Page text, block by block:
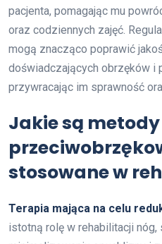
pacjenta, pomagając mu
oraz codziennych zajęć.
mogą znacząco poprawić
doświadczających obrzęków i
przywracając im sprawność
Jakie są
stosowane w
Terapia mająca na celu
istotną rolę w rehabilitacji nóg,